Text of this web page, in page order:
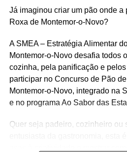
Apoio ao
validados auxílios
de transporte para várias
individual, foi atribuído um
recuperação de
Turismo e Percursos
adesão ao Sistema
a disponibilização online e
Já imaginou criar um pão onde a
Roxa de Montemor-o-Novo?
A SMEA – Estratégia Alimentar
Montemor-o-Novo desafia todos
cozinha, pela panificação e
participar no Concurso de Pão
Montemor-o-Novo, integrado na
e no programa Ao Sabor das
Quer seja padeiro, cozinheiro ou